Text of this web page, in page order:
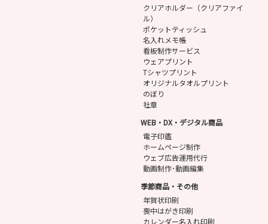
クリアホルダー（クリアファイ
ル）
ポケットティッシュ
名入れメモ帳
看板制作サービス
ウェアプリント
Tシャツプリント
オリジナルタオルプリント
のぼり
社章
WEB・DX・デジタル商品
電子印鑑
ホームページ制作
ウェブ広告運用代行
動画制作･動画編集
季節商品・その他
年賀状印刷
喪中はがき印刷
カレンダー名入れ印刷